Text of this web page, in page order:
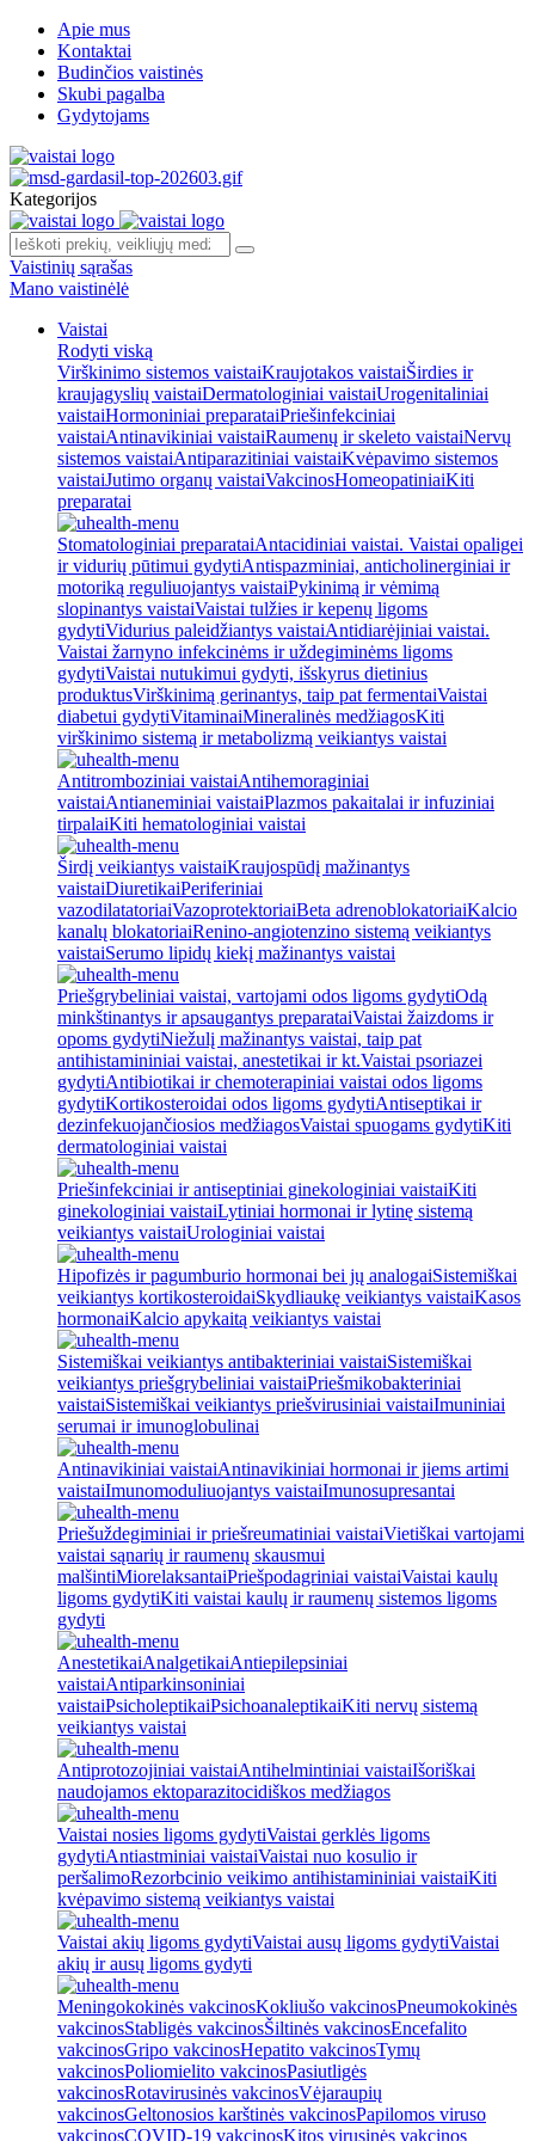
Apie mus
Kontaktai
Budinčios vaistinės
Skubi pagalba
Gydytojams
Kategorijos
Vaistinių sąrašas
Mano vaistinėlė
Vaistai
Rodyti viską
Virškinimo sistemos vaistaiKraujotakos vaistaiŠirdies ir
kraujagyslių vaistaiDermatologiniai vaistaiUrogenitaliniai
vaistaiHormoniniai preparataiPriešinfekciniai
vaistaiAntinavikiniai vaistaiRaumenų ir skeleto vaistaiNervų
sistemos vaistaiAntiparazitiniai vaistaiKvėpavimo sistemos
vaistaiJutimo organų vaistaiVakcinosHomeopatiniaiKiti
preparatai
Stomatologiniai preparataiAntacidiniai vaistai. Vaistai opaligei
ir vidurių pūtimui gydytiAntispazminiai, anticholinerginiai ir
motoriką reguliuojantys vaistaiPykinimą ir vėmimą
slopinantys vaistaiVaistai tulžies ir kepenų ligoms
gydytiVidurius paleidžiantys vaistaiAntidiarėjiniai vaistai.
Vaistai žarnyno infekcinėms ir uždegiminėms ligoms
gydytiVaistai nutukimui gydyti, išskyrus dietinius
produktusVirškinimą gerinantys, taip pat fermentaiVaistai
diabetui gydytiVitaminaiMineralinės medžiagosKiti
virškinimo sistemą ir metabolizmą veikiantys vaistai
Antitromboziniai vaistaiAntihemoraginiai
vaistaiAntianeminiai vaistaiPlazmos pakaitalai ir infuziniai
tirpalaiKiti hematologiniai vaistai
Širdį veikiantys vaistaiKraujospūdį mažinantys
vaistaiDiuretikaiPeriferiniai
vazodilatatoriaiVazoprotektoriaiBeta adrenoblokatoriaiKalcio
kanalų blokatoriaiRenino-angiotenzino sistemą veikiantys
vaistaiSerumo lipidų kiekį mažinantys vaistai
Priešgrybeliniai vaistai, vartojami odos ligoms gydytiOdą
minkštinantys ir apsaugantys preparataiVaistai žaizdoms ir
opoms gydytiNiežulį mažinantys vaistai, taip pat
antihistamininiai vaistai, anestetikai ir kt.Vaistai psoriazei
gydytiAntibiotikai ir chemoterapiniai vaistai odos ligoms
gydytiKortikosteroidai odos ligoms gydytiAntiseptikai ir
dezinfekuojančiosios medžiagosVaistai spuogams gydytiKiti
dermatologiniai vaistai
Priešinfekciniai ir antiseptiniai ginekologiniai vaistaiKiti
ginekologiniai vaistaiLytiniai hormonai ir lytinę sistemą
veikiantys vaistaiUrologiniai vaistai
Hipofizės ir pagumburio hormonai bei jų analogaiSistemiškai
veikiantys kortikosteroidaiSkydliaukę veikiantys vaistaiKasos
hormonaiKalcio apykaitą veikiantys vaistai
Sistemiškai veikiantys antibakteriniai vaistaiSistemiškai
veikiantys priešgrybeliniai vaistaiPriešmikobakteriniai
vaistaiSistemiškai veikiantys priešvirusiniai vaistaiImuniniai
serumai ir imunoglobulinai
Antinavikiniai vaistaiAntinavikiniai hormonai ir jiems artimi
vaistaiImunomoduliuojantys vaistaiImunosupresantai
Priešuždegiminiai ir priešreumatiniai vaistaiVietiškai vartojami
vaistai sąnarių ir raumenų skausmui
malšintiMiorelaksantaiPriešpodagriniai vaistaiVaistai kaulų
ligoms gydytiKiti vaistai kaulų ir raumenų sistemos ligoms
gydyti
AnestetikaiAnalgetikaiAntiepilepsiniai
vaistaiAntiparkinsoniniai
vaistaiPsicholeptikaiPsichoanaleptikaiKiti nervų sistemą
veikiantys vaistai
Antiprotozojiniai vaistaiAntihelmintiniai vaistaiIšoriškai
naudojamos ektoparazitocidiškos medžiagos
Vaistai nosies ligoms gydytiVaistai gerklės ligoms
gydytiAntiastminiai vaistaiVaistai nuo kosulio ir
peršalimoRezorbcinio veikimo antihistamininiai vaistaiKiti
kvėpavimo sistemą veikiantys vaistai
Vaistai akių ligoms gydytiVaistai ausų ligoms gydytiVaistai
akių ir ausų ligoms gydyti
Meningokokinės vakcinosKokliušo vakcinosPneumokokinės
vakcinosStabligės vakcinosŠiltinės vakcinosEncefalito
vakcinosGripo vakcinosHepatito vakcinosTymų
vakcinosPoliomielito vakcinosPasiutligės
vakcinosRotavirusinės vakcinosVėjaraupių
vakcinosGeltonosios karštinės vakcinosPapilomos viruso
vakcinosCOVID-19 vakcinosKitos virusinės vakcinos